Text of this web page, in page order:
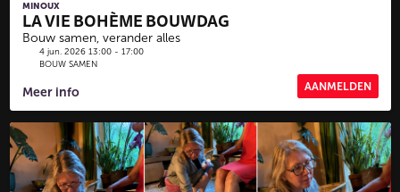
MINOUX
LA VIE BOHÈME BOUWDAG
Bouw samen, verander alles
4 jun. 2026 13:00 - 17:00
BOUW SAMEN
Meer info AANMELDEN